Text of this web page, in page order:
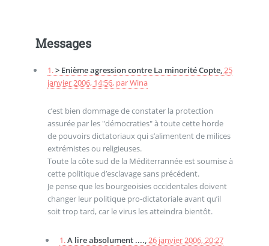
Messages
1.> Enième agression contre La minorité Copte, 25
janvier 2006, 14:56, parWina
c’est bien dommage de constater la protection
assurée par les "démocraties" à toute cette horde
de pouvoirs dictatoriaux qui s’alimentent de milices
extrémistes ou religieuses.
Toute la côte sud de la Méditerrannée est soumise à
cette politique d’esclavage sans précédent.
Je pense que les bourgeoisies occidentales doivent
changer leur politique pro-dictatoriale avant qu’il
soit trop tard, car le virus les atteindra bientôt.
1.A lire absolument ....,26 janvier 2006, 20:27